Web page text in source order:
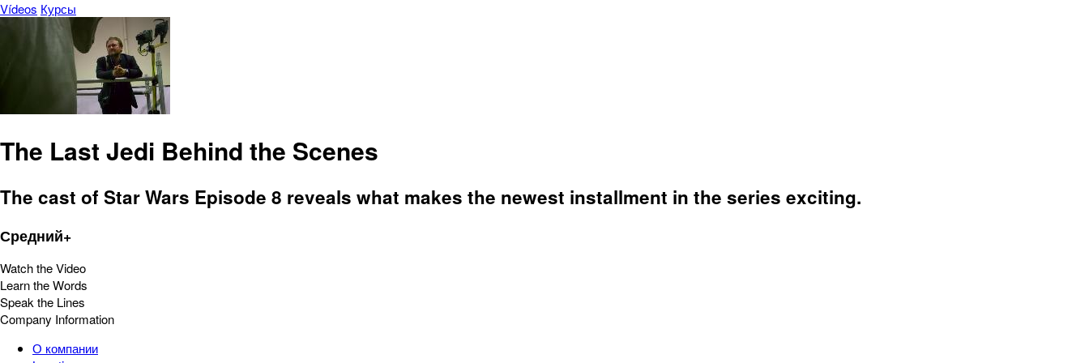
Vídeos Курсы
The Last Jedi Behind the Scenes
The cast of Star Wars Episode 8 reveals what makes the newest installment in the series exciting.
Средний+
Watch the Video
Learn the Words
Speak the Lines
Company Information
О компании